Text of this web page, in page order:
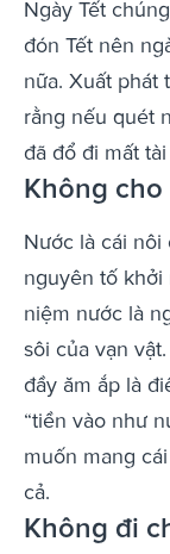
Ngày Tết
đón Tết nên
nữa. Xuất phát
rằng nếu quét
đã đổ đi mất
Không
Nước là cái nôi
nguyên tố khởi
niệm nước là
sôi của vạn
đầy ăm ắp là
“tiền vào như
muốn mang
cả.
Không đi